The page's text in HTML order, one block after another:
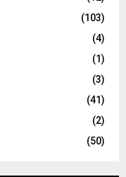
(103)
(4)
(1)
(3)
(41)
(2)
(50)